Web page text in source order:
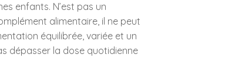
enfants. N’est pas un
alimentaire, il ne peut
équilibrée, variée et un
dépasser la dose quotidienne